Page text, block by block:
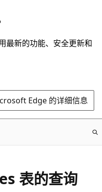
最新的功能、安全更新和
Edge 的详细信息
表的查询